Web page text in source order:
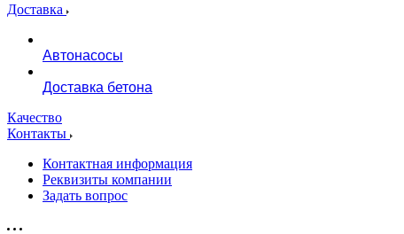
Доставка
Автонасосы
Доставка бетона
Качество
Контакты
Контактная информация
Реквизиты компании
Задать вопрос